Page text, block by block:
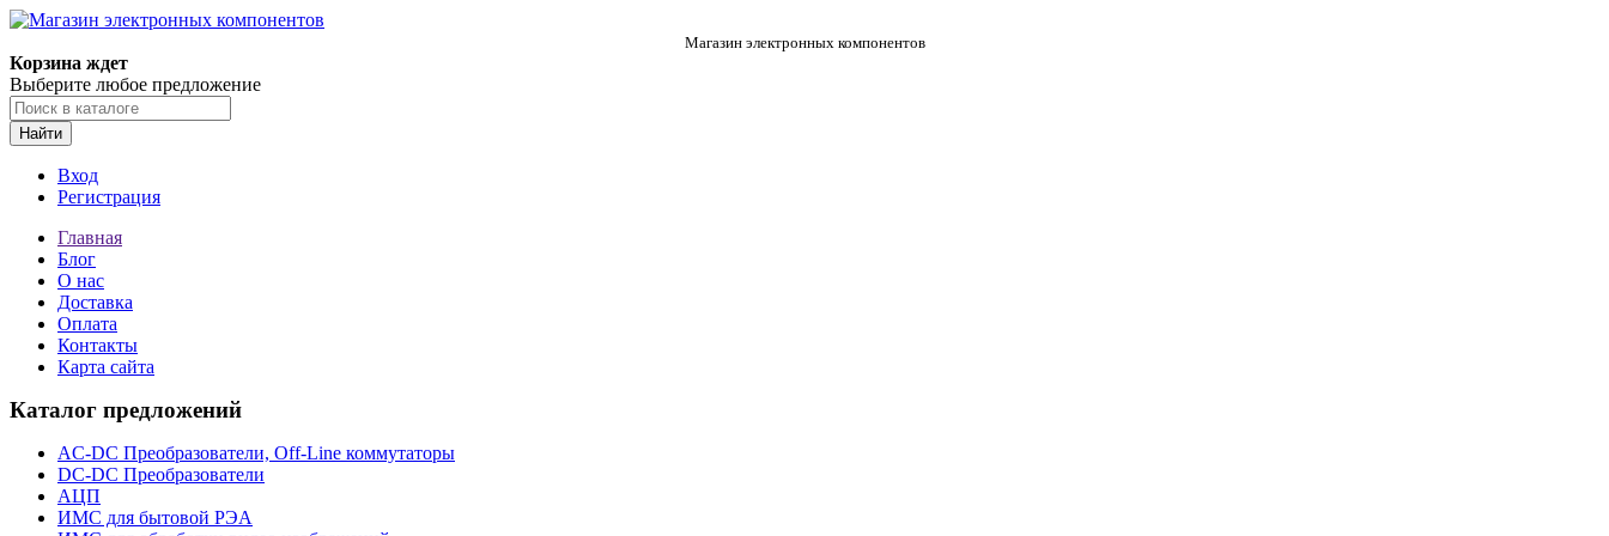
Магазин электронных компонентов
Корзина ждет
Выберите любое предложение
Найти
Вход
Регистрация
Главная
Блог
О нас
Доставка
Оплата
Контакты
Карта сайта
Каталог предложений
AC-DC Преобразователи, Off-Line коммутаторы
DC-DC Преобразователи
АЦП
ИМС для бытовой РЭА